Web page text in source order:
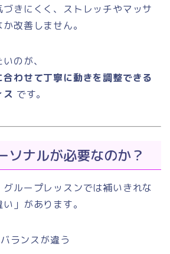
きにくく、ストレッチやマッサ
改善しません。
のが、
わせて丁寧に動きを調整できる
です。
ソナルが必要なのか？
ループレッスンでは補いきれな
」があります。
ランスが違う